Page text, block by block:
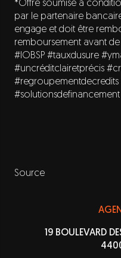
*Offre soumise à
par le partenaire
engage et doit être
remboursement avant
#IOBSP #tauxdusure
#uncréditclairetprécis
#regroupementdecredits
#solutionsdefinancement
Source
19 BOULEVARD